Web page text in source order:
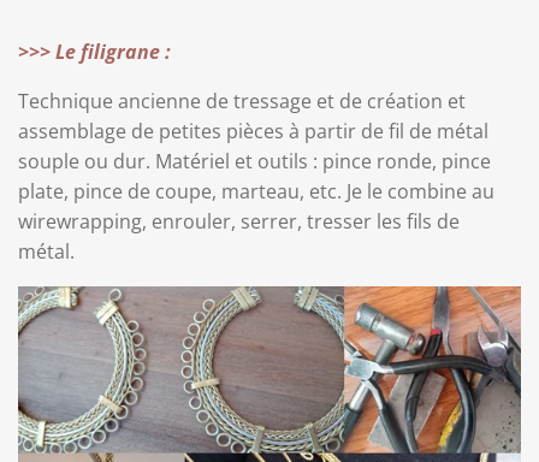
>>> Le filigrane :
Technique ancienne de tressage et de création et
assemblage de petites pièces à partir de fil de métal
souple ou dur. Matériel et outils : pince ronde, pince
plate, pince de coupe, marteau, etc. Je le combine au
wirewrapping, enrouler, serrer, tresser les fils de
métal.